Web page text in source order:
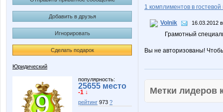
Добавить в друзья
Игнорировать
Сделать подарок
Юридический
популярность:
25655 место
-1 ↓
рейтинг 973 ?
1 комплиментов в гостевой
Volnik 16.03.2012
Грамотный
Вы не авторизованы!
Метки